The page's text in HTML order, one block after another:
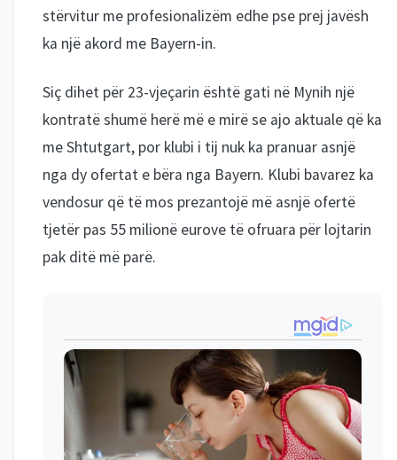
stërvitur me profesionalizëm edhe pse prej javësh
ka një akord me Bayern-in.
Siç dihet për 23-vjeçarin është gati në Mynih një
kontratë shumë herë më e mirë se ajo aktuale që ka
me Shtutgart, por klubi i tij nuk ka pranuar asnjë
nga dy ofertat e bëra nga Bayern. Klubi bavarez ka
vendosur që të mos prezantojë më asnjë ofertë
tjetër pas 55 milionë eurove të ofruara për lojtarin
pak ditë më parë.